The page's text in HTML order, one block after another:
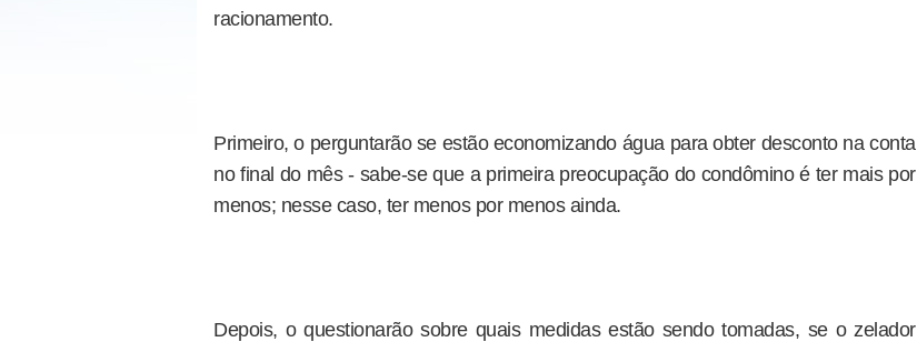
racionamento.
Primeiro, o perguntarão se estão economizando água para obter desconto na conta
no final do mês - sabe-se que a primeira preocupação do condômino é ter mais por
menos; nesse caso, ter menos por menos ainda.
Depois, o questionarão sobre quais medidas estão sendo tomadas, se o zelador